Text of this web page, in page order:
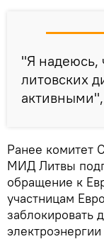
"Я надеюсь,
литовских
Ранее комитет
МИД Литвы
обращение к
участницам
заблокировать